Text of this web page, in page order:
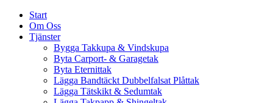
Start
Om Oss
Tjänster
Bygga Takkupa & Vindskupa
Byta Carport- & Garagetak
Byta Eternittak
Lägga Bandtäckt Dubbelfalsat Plåttak
Lägga Tätskikt & Sedumtak